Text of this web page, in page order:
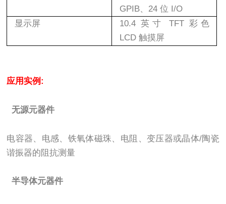
GPIB、 24 位 I/O
显示屏
10.4英寸 TFT彩色
LCD 触摸屏
应用实例 :
无源元器件
电容器、电感、铁氧体磁珠、电阻、变压器或晶体/陶瓷
谐振器的阻抗测量
半导体元器件